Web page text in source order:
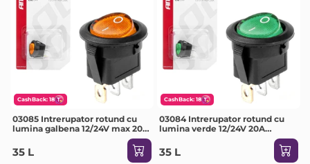
CashBack: 18
03085 Intrerupator rotund cu
lumina galbena 12/24V max 20A
35 L
CashBack: 18
03084 Intrerupator rotund cu
lumina verde 12/24V 20A
35 L